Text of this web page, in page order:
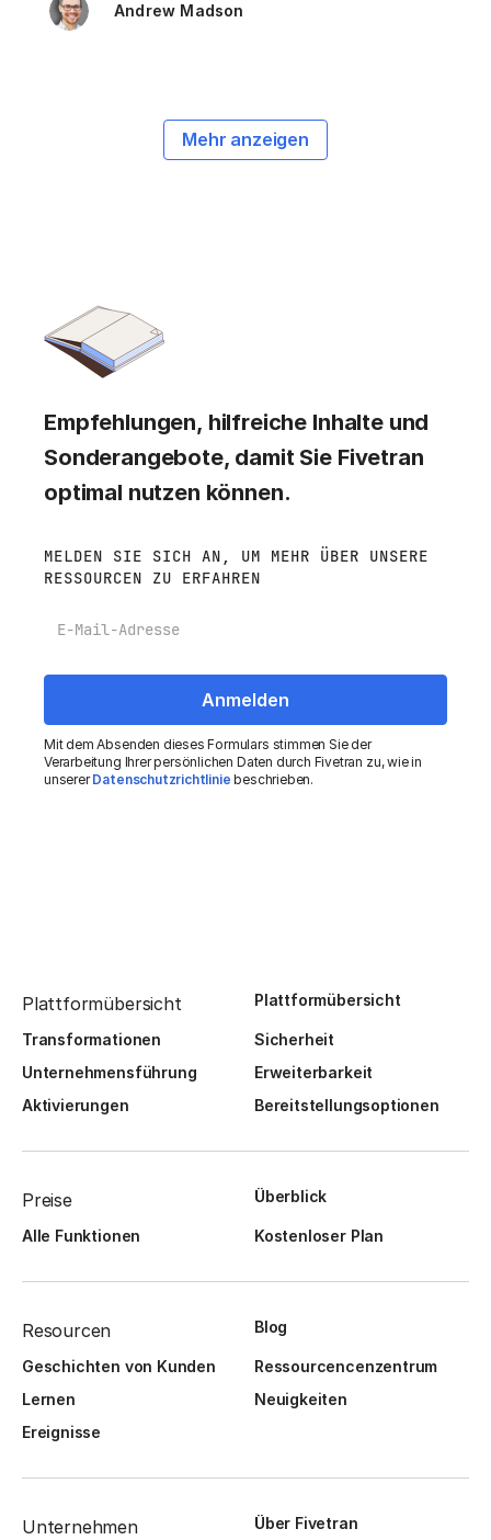
Andrew Madson
Mehr anzeigen
Empfehlungen, hilfreiche Inhalte und
Sonderangebote, damit Sie Fivetran
optimal nutzen können.
MELDEN SIE SICH AN, UM MEHR ÜBER UNSERE
RESSOURCEN ZU ERFAHREN
Mit dem Absenden dieses Formulars stimmen Sie der
Verarbeitung Ihrer persönlichen Daten durch Fivetran zu, wie in
unsererDatenschutzrichtlinie beschrieben.
Plattformübersicht Plattformübersicht
Transformationen
Sicherheit
Unternehmensführung
Erweiterbarkeit
Aktivierungen
Bereitstellungsoptionen
Preise Überblick
Alle Funktionen Kostenloser Plan
Resourcen Blog
Geschichten von Kunden
Ressourcencenzentrum
Lernen
Neuigkeiten
Ereignisse
Unternehmen Über Fivetran